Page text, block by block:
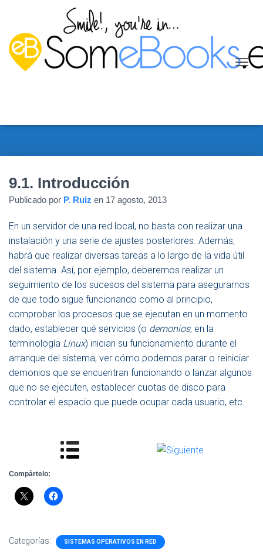
C
A
A
G
C
N
9.1. Introducción
Publicado por P. Ruiz en 17 agosto, 2013
En un servidor de una red local, no basta con realizar una
instalación y una serie de ajustes posteriores. Además,
habrá que realizar diversas tareas a lo largo de la vida útil
del sistema. Así, por ejemplo, deberemos realizar un
seguimiento de los sucesos del sistema para asegurarnos
de que todo sigue funcionando como al principio,
comprobar los procesos que se ejecutan en un momento
dado, establecer qué servicios (o demonios, en la
terminología Linux) inician su funcionamiento durante el
arranque del sistema, ver cómo podemos parar o reiniciar
demonios que se encuentran funcionando o lanzar algunos
que no se ejecuten, establecer cuotas de disco para
controlar el espacio que puede ocupar cada usuario, etc.
Compártelo:
Categorías: SISTEMAS OPERATIVOS EN RED